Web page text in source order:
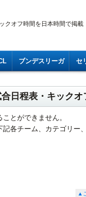
クオフ時間を日本時間で掲載
ブンデスリーガ セ
日程表・キックオ
とができません。
各チーム、カテゴリー
▲